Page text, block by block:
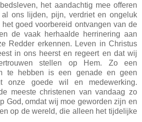
het aandachtig mee offeren
ons lijden, pijn, verdriet en ongeluk
goed voorbereid ontvangen van de
de vaak herhaalde herrinering aan
Redder erkennen. Leven in Christus
in ons heerst en regeert en dat wij
stellen op Hem. Zo een
te hebben is een genade en geen
onze goede wil en medewerking.
meeste christenen van vandaag zo
God, omdat wij moe geworden zijn en
op de wereld, die alleen het tijdelijke